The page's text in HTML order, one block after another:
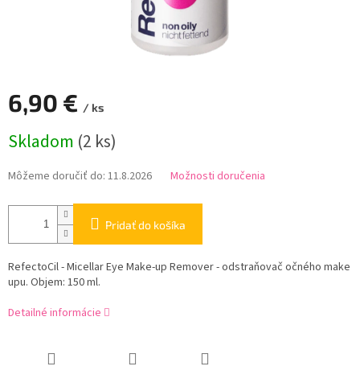
6,90 € / ks
cena:
Skladom (2 ks)
Môžeme doručiť do: 11.8.2026 Možnosti doručenia
Pridať do košíka
RefectoCil - Micellar Eye Make-up Remover - odstraňovač očného make
upu. Objem: 150 ml.
Detailné informácie